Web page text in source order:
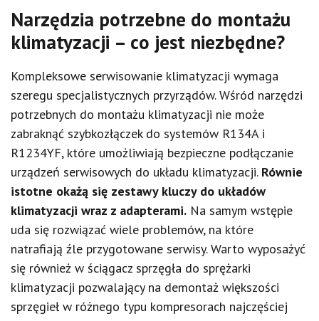
Narzędzia potrzebne do montażu
klimatyzacji – co jest niezbędne?
Kompleksowe serwisowanie klimatyzacji wymaga
szeregu specjalistycznych przyrządów. Wśród narzędzi
potrzebnych do montażu klimatyzacji nie może
zabraknąć szybkozłączek do systemów R134A i
R1234YF, które umożliwiają bezpieczne podłączanie
urządzeń serwisowych do układu klimatyzacji. Równie
istotne okażą się zestawy kluczy do układów
klimatyzacji wraz z adapterami. Na samym wstępie
uda się rozwiązać wiele problemów, na które
natrafiają źle przygotowane serwisy. Warto wyposażyć
się również w ściągacz sprzęgła do sprężarki
klimatyzacji pozwalający na demontaż większości
sprzęgieł w różnego typu kompresorach najczęściej